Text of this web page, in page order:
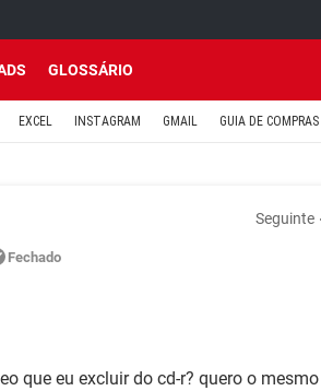
GLOSSÁRIO
EXCEL INSTAGRAM GMAIL GUIA DE COMPRAS
Seguinte
Fechado
que eu excluir do cd-r? quero o mesmo